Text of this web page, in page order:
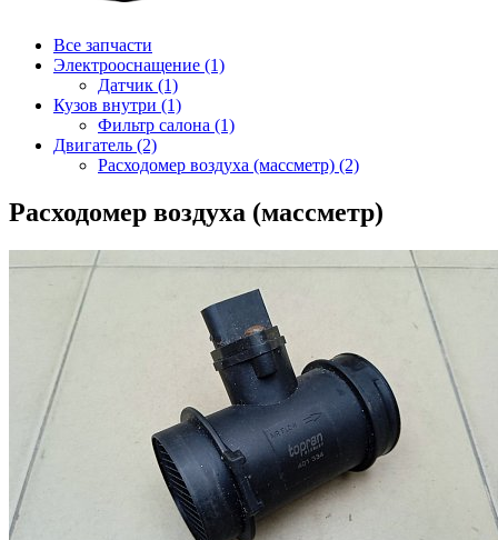
Все запчасти
Электрооснащение (1)
Датчик (1)
Кузов внутри (1)
Фильтр салона (1)
Двигатель (2)
Расходомер воздуха (массметр) (2)
Расходомер воздуха (массметр)